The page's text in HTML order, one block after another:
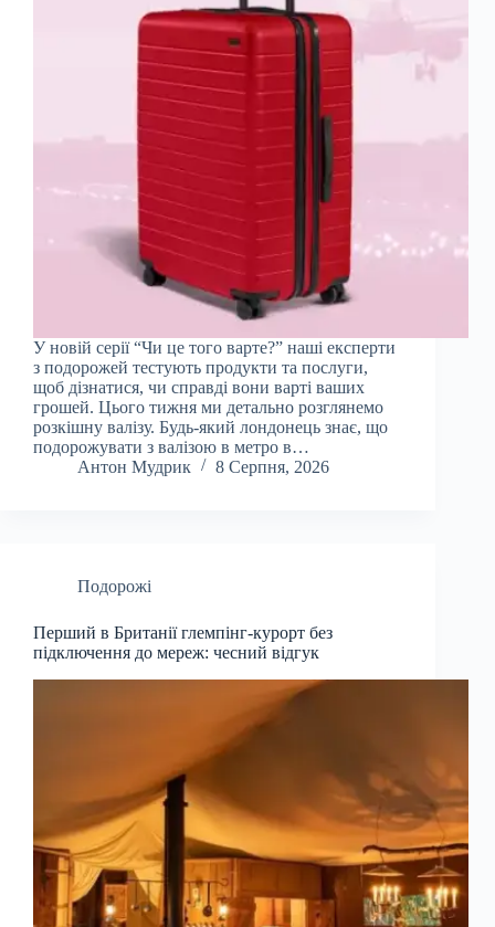
У новій серії “Чи це того варте?” наші експерти
з подорожей тестують продукти та послуги,
щоб дізнатися, чи справді вони варті ваших
грошей. Цього тижня ми детально розглянемо
розкішну валізу. Будь-який лондонець знає, що
подорожувати з валізою в метро в…
Антон Мудрик
8 Серпня, 2026
Подорожі
Перший в Британії глемпінг-курорт без
підключення до мереж: чесний відгук